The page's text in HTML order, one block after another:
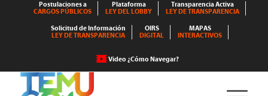
Postulaciones a
CARGOS PÚBLICOS
Plataforma
LEY DEL LOBBY
Transparencia Activa
LEY DE TRANSPARENCIA
Solicitud de Información
LEY DE TRANSPARENCIA
OIRS
DIGITAL
MAPAS
INTERACTIVOS
Video ¿Cómo Navegar?